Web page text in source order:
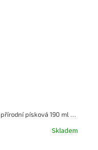
Hrnek CONNECT MONSTERA organic přírodní písková 190 ml KOZIOL
Skladem